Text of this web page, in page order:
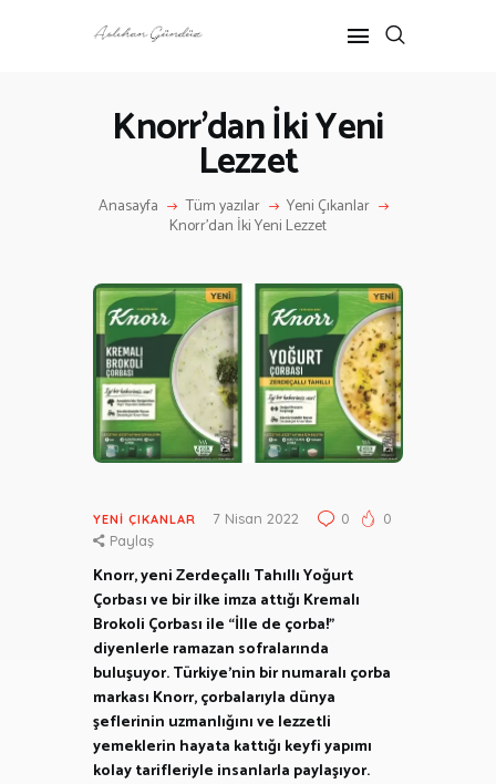
Knorr’dan İki Yeni
Lezzet
Anasayfa Tüm yazılar Yeni Çıkanlar
Knorr’dan İki Yeni Lezzet
ANASAYFA
ANNE-ÇOCUK
HAKKIMDA
İLETIŞIM
YENI ÇIKANLAR 7 Nisan 2022 0
0
Paylaş
Knorr, yeni Zerdeçallı Tahıllı Yoğurt
Çorbası ve bir ilke imza attığı Kremalı
Brokoli Çorbası ile “İlle de çorba!”
diyenlerle ramazan sofralarında
buluşuyor. Türkiye’nin bir numaralı çorba
markası Knorr, çorbalarıyla dünya
şeflerinin uzmanlığını ve lezzetli
yemeklerin hayata kattığı keyfi yapımı
kolay tarifleriyle insanlarla paylaşıyor.